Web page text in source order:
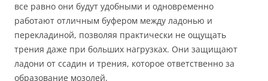
все равно они будут удобными и одновременно
работают отличным буфером между ладонью и
перекладиной, позволяя практически не ощущать
трения даже при больших нагрузках. Они защищают
ладони от ссадин и трения, которое ответственно за
образование мозолей.